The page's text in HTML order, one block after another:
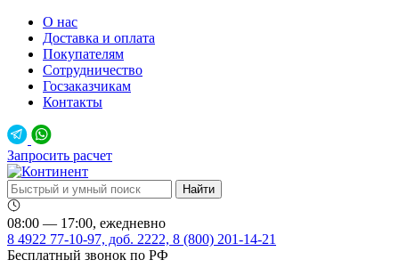
О нас
Доставка и оплата
Покупателям
Сотрудничество
Госзаказчикам
Контакты
Запросить расчет
08:00 — 17:00, ежедневно
8 4922 77-10-97, доб. 2222, 8 (800) 201-14-21
Бесплатный звонок по РФ